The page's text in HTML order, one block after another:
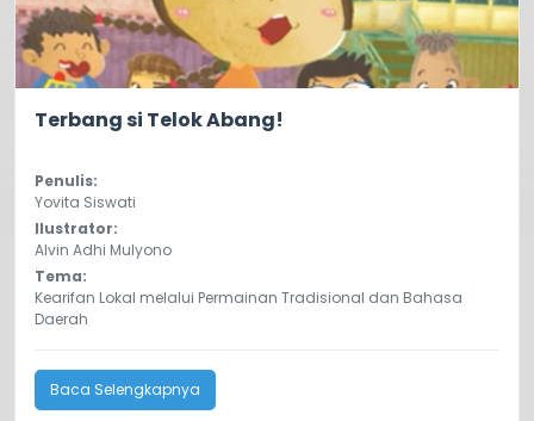
Terbang si Telok Abang!
Penulis:
Yovita Siswati
Ilustrator:
Alvin Adhi Mulyono
Tema:
Kearifan Lokal melalui Permainan Tradisional dan Bahasa
Daerah
Baca Selengkapnya